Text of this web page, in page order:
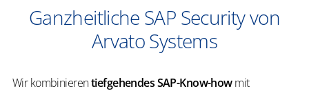
Ganzheitliche SAP Security von
Arvato Systems
Wir kombinierentiefgehendes SAP-Know-howmit